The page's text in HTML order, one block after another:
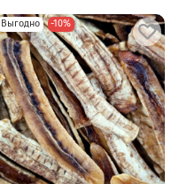
Выгодно -10%